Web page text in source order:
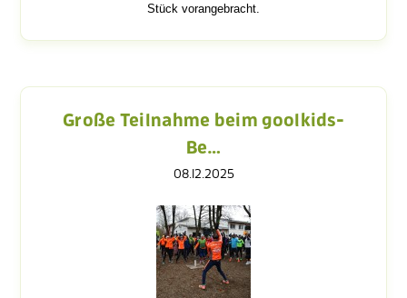
Stück vorangebracht.
Große Teilnahme beim goolkids-
Be…
08.12.2025